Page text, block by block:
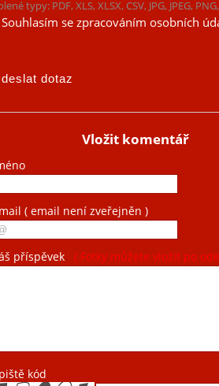
typy: PDF, XLS, XLSX, CSV, JPG, JPEG,
Souhlasím se zpracováním osobních
Vložit komentář
( email není zveřejněn )
příspěvek ( Fotky můžete vložit po
kód